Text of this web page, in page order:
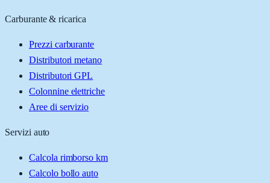
Carburante & ricarica
Prezzi carburante
Distributori metano
Distributori GPL
Colonnine elettriche
Aree di servizio
Servizi auto
Calcola rimborso km
Calcolo bollo auto